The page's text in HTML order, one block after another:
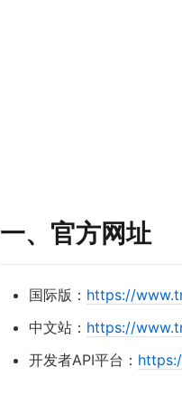
一、官方网址
国际版： https://
中文站： https://
开发者API平台：